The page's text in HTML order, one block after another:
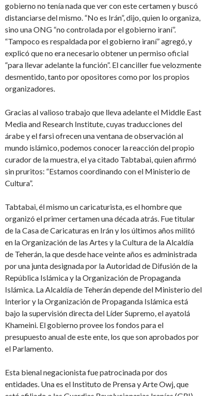
gobierno no tenía nada que ver con este certamen y buscó
distanciarse del mismo. “No es Irán”, dijo, quien lo organiza,
sino una ONG “no controlada por el gobierno iraní”.
“Tampoco es respaldada por el gobierno iraní” agregó, y
explicó que no era necesario obtener un permiso oficial
“para llevar adelante la función”. El canciller fue velozmente
desmentido, tanto por opositores como por los propios
organizadores.
Gracias al valioso trabajo que lleva adelante el Middle East
Media and Research Institute, cuyas traducciones del
árabe y el farsi ofrecen una ventana de observación al
mundo islámico, podemos conocer la reacción del propio
curador de la muestra, el ya citado Tabtabai, quien afirmó
sin pruritos: “Estamos coordinando con el Ministerio de
Cultura”.
Tabtabai, él mismo un caricaturista, es el hombre que
organizó el primer certamen una década atrás. Fue titular
de la Casa de Caricaturas en Irán y los últimos años militó
en la Organización de las Artes y la Cultura de la Alcaldía
de Teherán, la que desde hace veinte años es administrada
por una junta designada por la Autoridad de Difusión de la
República Islámica y la Organización de Propaganda
Islámica. La Alcaldía de Teherán depende del Ministerio del
Interior y la Organización de Propaganda Islámica está
bajo la supervisión directa del Líder Supremo, el ayatolá
Khameini. El gobierno provee los fondos para el
presupuesto anual de este ente, los que son aprobados por
el Parlamento.
Esta bienal negacionista fue patrocinada por dos
entidades. Una es el Instituto de Prensa y Arte Owj, que